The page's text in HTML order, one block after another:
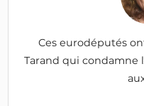
Ces eurodéputés
Tarand qui condamne